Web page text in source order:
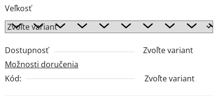
Veľkosť
Dostupnosť
Zvoľte variant
Možnosti doručenia
Kód:
Zvoľte variant